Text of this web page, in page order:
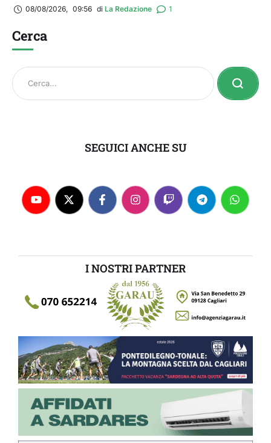
08/08/2026, 09:56 di La Redazione 1
Cerca
SEGUICI ANCHE SU
I NOSTRI PARTNER